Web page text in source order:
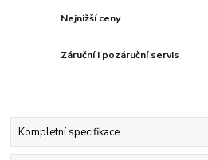
Nejnižší ceny
Záruční i pozáruční servis
Kompletní specifikace